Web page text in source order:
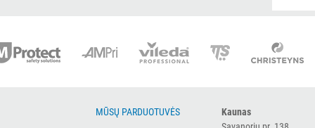
MŪSŲ PARDUOTUVĖS
Kaunas